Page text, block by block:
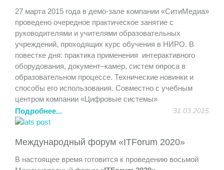
27 марта 2015 года в демо-зале компании «СитиМедиа»
проведено очередное практическое занятие с
руководителями и учителями образовательных
учреждений, проходящих курс обучения в НИРО. В
повестке дня: практика применения интерактивного
оборудования, документ–камер, систем опроса в
образовательном процессе. Технические новинки и
способы его использования. Совместно с учебным
центром компании «Цифровые системы»
продемонстрирована возможность дистанционного
обучения и совместная работа над проектами.
удовольствие от общения.
Подробнее... 31.03.2015
Международный форум «ITForum 2020»
В настоящее время готовится к проведению восьмой